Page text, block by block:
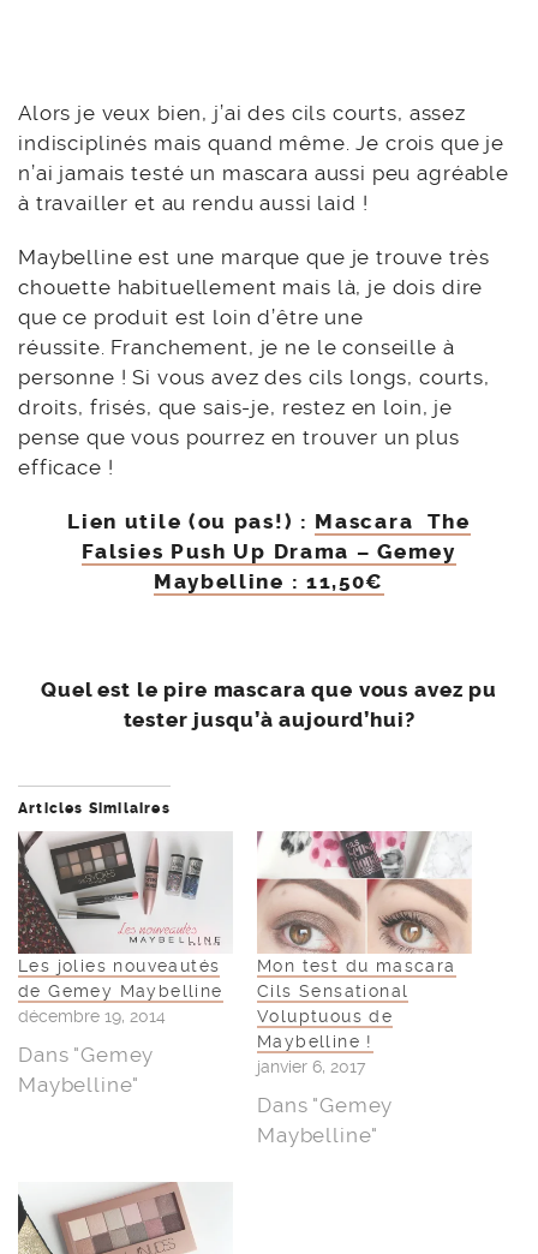
Alors je veux bien, j’ai des cils courts, assez
indisciplinés mais quand même. Je crois que je
n’ai jamais testé un mascara aussi peu agréable
à travailler et au rendu aussi laid !
Maybelline est une marque que je trouve très
chouette habituellement mais là, je dois dire
que ce produit est loin d’être une
réussite. Franchement, je ne le conseille à
personne ! Si vous avez des cils longs, courts,
droits, frisés, que sais-je, restez en loin, je
pense que vous pourrez en trouver un plus
efficace !
Lien utile (ou pas!) : Mascara The
Falsies Push Up Drama – Gemey
Maybelline : 11,50€
Quel est le pire mascara que vous avez pu
tester jusqu’à aujourd’hui?
Articles Similaires
Les jolies nouveautés
de Gemey Maybelline
décembre 19, 2014
Dans "Gemey
Maybelline"
Mon test du mascara
Cils Sensational
Voluptuous de
Maybelline !
janvier 6, 2017
Dans "Gemey
Maybelline"